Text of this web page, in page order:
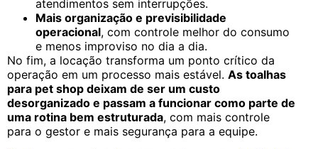
atendimentos sem interrupções.
Mais organização e previsibilidade
operacional, com controle melhor do consumo
e menos improviso no dia a dia.
No fim, a locação transforma um ponto crítico da
operação em um processo mais estável. As toalhas
para pet shop deixam de ser um custo
desorganizado e passam a funcionar como parte de
uma rotina bem estruturada, com mais controle
para o gestor e mais segurança para a equipe.